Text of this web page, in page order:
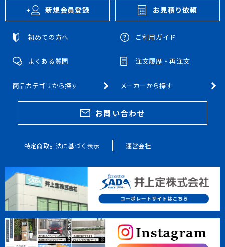
新規会員登録 お見積り依頼
初めての方へ ご利用ガイド
よくある質問 注文履歴・再注文
商品カテゴリから探す メーカーから探す
お問い合わせ
特定商取引法に基づく表示 運営会社